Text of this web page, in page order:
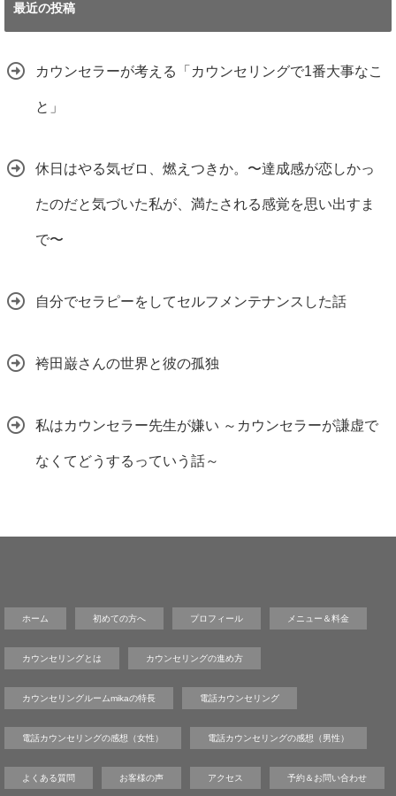
最近の投稿
カウンセラーが考える「カウンセリングで1番大事なこ
と」
休日はやる気ゼロ、燃えつきか。〜達成感が恋しかっ
たのだと気づいた私が、満たされる感覚を思い出すま
で〜
自分でセラピーをしてセルフメンテナンスした話
袴田巌さんの世界と彼の孤独
私はカウンセラー先生が嫌い ～カウンセラーが謙虚で
なくてどうするっていう話～
ホーム 初めての方へ プロフィール メニュー＆料金
カウンセリングとは カウンセリングの進め方
カウンセリングルームmikaの特長 電話カウンセリング
電話カウンセリングの感想（女性） 電話カウンセリングの感想（男性）
よくある質問 お客様の声 アクセス 予約＆お問い合わせ